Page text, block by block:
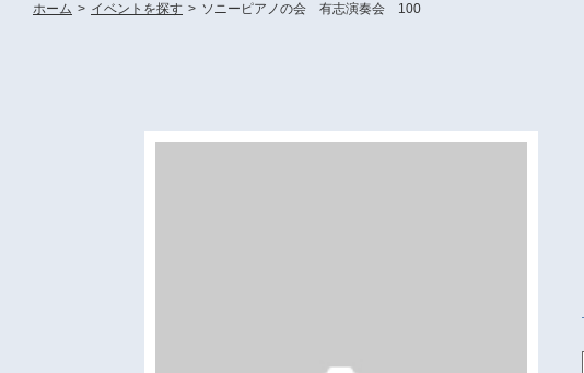
ホーム > イベントを探す > ソニーピアノの会 有志演奏会 100